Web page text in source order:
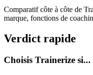
Comparatif côte à côte de
marque, fonctions de
Verdict rapide
Choisis Trainerize si...